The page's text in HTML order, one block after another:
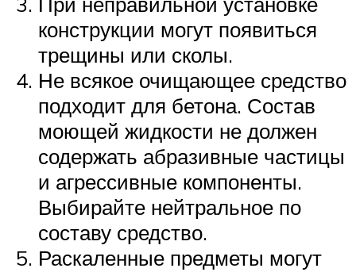
конструкции могут появиться
трещины или сколы.
Не всякое очищающее средство
подходит для бетона. Состав
моющей жидкости не должен
содержать абразивные частицы
и агрессивные компоненты.
Выбирайте нейтральное по
составу средство.
Раскаленные предметы могут